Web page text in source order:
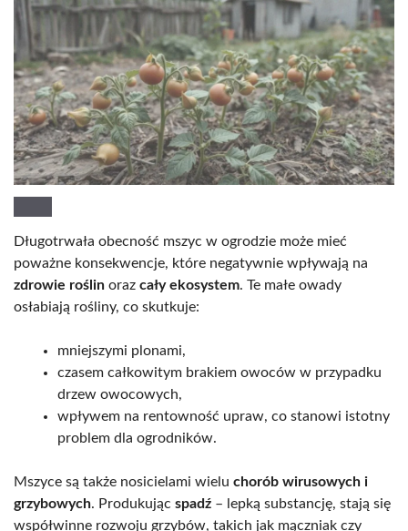
Długotrwała obecność mszyc w ogrodzie może mieć
poważne konsekwencje, które negatywnie wpływają na
zdrowie roślin oraz cały ekosystem. Te małe owady
osłabiają rośliny, co skutkuje:
mniejszymi plonami,
czasem całkowitym brakiem owoców w przypadku
drzew owocowych,
wpływem na rentowność upraw, co stanowi istotny
problem dla ogrodników.
Mszyce są także nosicielami wielu chorób wirusowych i
grzybowych. Produkując spadź – lepką substancję, stają się
współwinne rozwoju grzybów, takich jak mączniak czy